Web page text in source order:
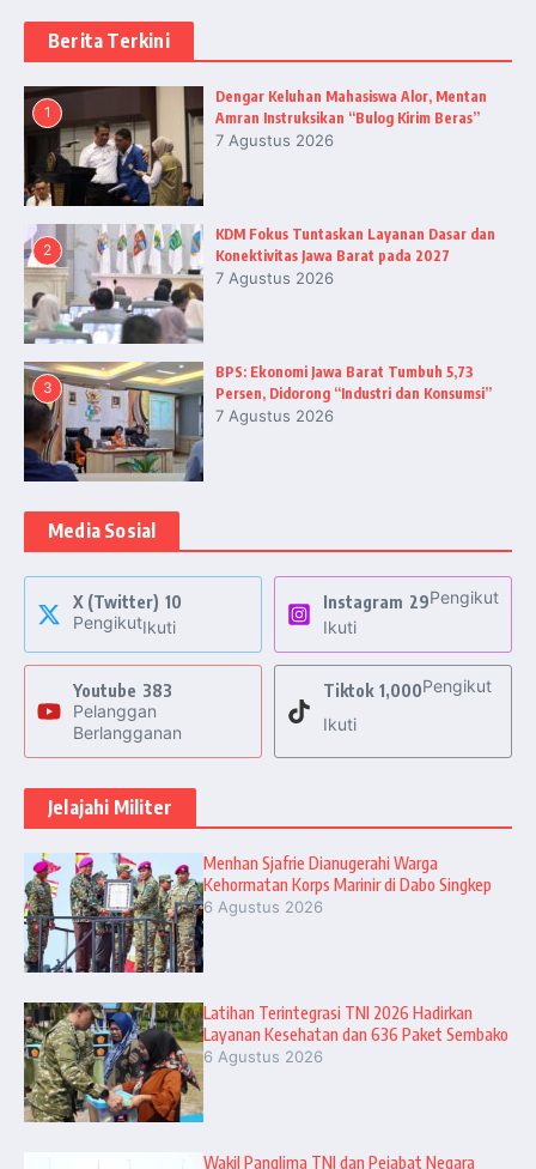
Berita Terkini
1
Dengar Keluhan Mahasiswa Alor, Mentan
Amran Instruksikan “Bulog Kirim Beras”
7 Agustus 2026
2
KDM Fokus Tuntaskan Layanan Dasar dan
Konektivitas Jawa Barat pada 2027
7 Agustus 2026
3
BPS: Ekonomi Jawa Barat Tumbuh 5,73
Persen, Didorong “Industri dan Konsumsi”
7 Agustus 2026
Media Sosial
X (Twitter) 10
PengikutIkuti
Instagram 29Pengikut
Ikuti
Youtube 383
Pelanggan
Berlangganan
Tiktok 1,000Pengikut
Ikuti
Jelajahi Militer
Menhan Sjafrie Dianugerahi Warga
Kehormatan Korps Marinir di Dabo Singkep
6 Agustus 2026
Latihan Terintegrasi TNI 2026 Hadirkan
Layanan Kesehatan dan 636 Paket Sembako
6 Agustus 2026
Wakil Panglima TNI dan Pejabat Negara